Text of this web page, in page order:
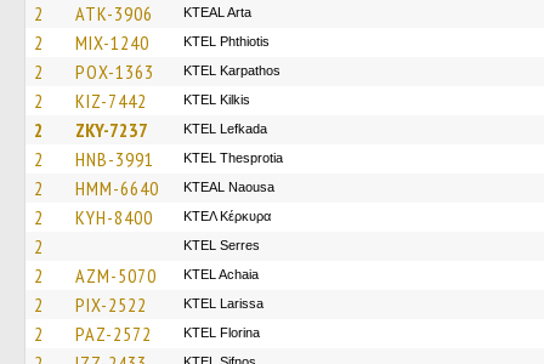
2 ATK-3906 KTEAL Arta
2 MIX-1240 ΚΤΕL Phthiotis
2 POX-1363 ΚΤΕL Karpathos
2 KIZ-7442 KTEL Kilkis
2 ZKY-7237 KTEL Lefkada
2 HNB-3991 KTEL Thesprotia
2 HMM-6640 KTEAL Naousa
2 KYH-8400 ΚΤΕΛ Κέρκυρα
2 KTEL Serres
2 AZM-5070 KTEL Achaia
2 PIX-2522 KTEL Larissa
2 PAZ-2572 KTEL Florina